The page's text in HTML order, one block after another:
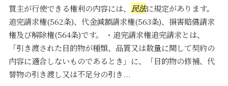
買主が行使できる権利の内容には、 民法に規定があります。
追完請求権(562条)、代金減額請求権(563条)、損害賠償請求
権及び解除権(564条)です。 ・追完請求権追完請求とは、
「引き渡された目的物が種類、品質又は数量に関して契約の
内容に適合しないものであるとき」に、「目的物の修補、代
替物の引き渡し又は不足分の引き...